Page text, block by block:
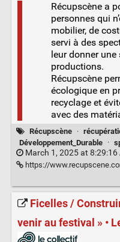
Récupscène a
personnes qui
mobilier, de
servi à des
leur donner
productions.
Récupscène
écologique en
recyclage et
avec des
Récupscène ·
Développement_Durable
·
March 1, 2025 at 8:29:16
https://
Ficelles /
venir au festival » •